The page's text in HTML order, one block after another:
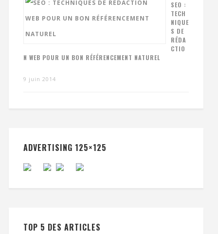
SEO :
TECH
NIQUE
S DE
RÉDA
CTIO
N WEB POUR UN BON RÉFÉRENCEMENT NATUREL
9 juin 2014
ADVERTISING 125×125
TOP 5 DES ARTICLES